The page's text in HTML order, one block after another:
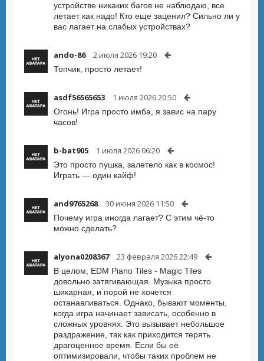
устройстве никаких багов не наблюдаю, все
летает как надо! Кто еще заценил? Сильно ли у
вас лагает на слабых устройствах?
ando-86 2 июля 2026 19:20
Топчик, просто летает!
asdf56565653 1 июля 2026 20:50
Огонь! Игра просто имба, я завис на пару
часов!
b-bat905 1 июля 2026 06:20
Это просто пушка, залетело как в космос!
Играть — один кайф!
and9765268 30 июня 2026 11:50
Почему игра иногда лагает? С этим чё-то
можно сделать?
alyona0208367 23 февраля 2026 22:49
В целом, EDM Piano Tiles - Magic Tiles
довольно затягивающая. Музыка просто
шикарная, и порой не хочется
останавливаться. Однако, бывают моменты,
когда игра начинает зависать, особенно в
сложных уровнях. Это вызывает небольшое
раздражение, так как приходится терять
драгоценное время. Если бы её
оптимизировали, чтобы таких проблем не